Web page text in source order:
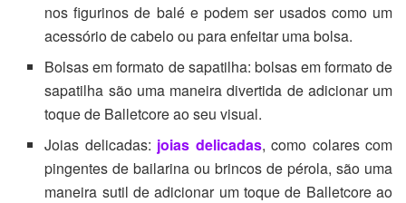
nos figurinos de balé e podem ser usados como um
acessório de cabelo ou para enfeitar uma bolsa.
Bolsas em formato de sapatilha: bolsas em formato de
sapatilha são uma maneira divertida de adicionar um
toque de Balletcore ao seu visual.
Joias delicadas: joias delicadas, como colares com
pingentes de bailarina ou brincos de pérola, são uma
maneira sutil de adicionar um toque de Balletcore ao